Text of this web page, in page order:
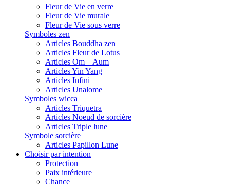
Fleur de Vie en verre
Fleur de Vie murale
Fleur de Vie sous verre
Symboles zen
Articles Bouddha zen
Articles Fleur de Lotus
Articles Om – Aum
Articles Yin Yang
Articles Infini
Articles Unalome
Symboles wicca
Articles Triquetra
Articles Noeud de sorcière
Articles Triple lune
Symbole sorcière
Articles Papillon Lune
Choisir par intention
Protection
Paix intérieure
Chance